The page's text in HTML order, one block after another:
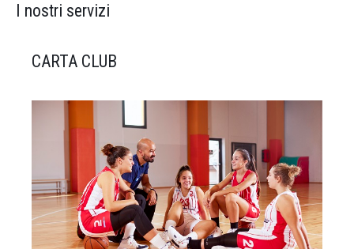
I nostri servizi
CARTA CLUB